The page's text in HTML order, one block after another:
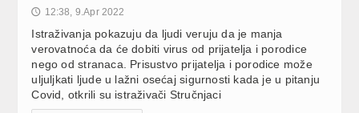
🕔 12:38, 9.Apr 2022
Istraživanja pokazuju da ljudi veruju da je manja
verovatnoća da će dobiti virus od prijatelja i porodice
nego od stranaca. Prisustvo prijatelja i porodice može
uljuljkati ljude u lažni osećaj sigurnosti kada je u pitanju
Covid, otkrili su istraživači Stručnjaci